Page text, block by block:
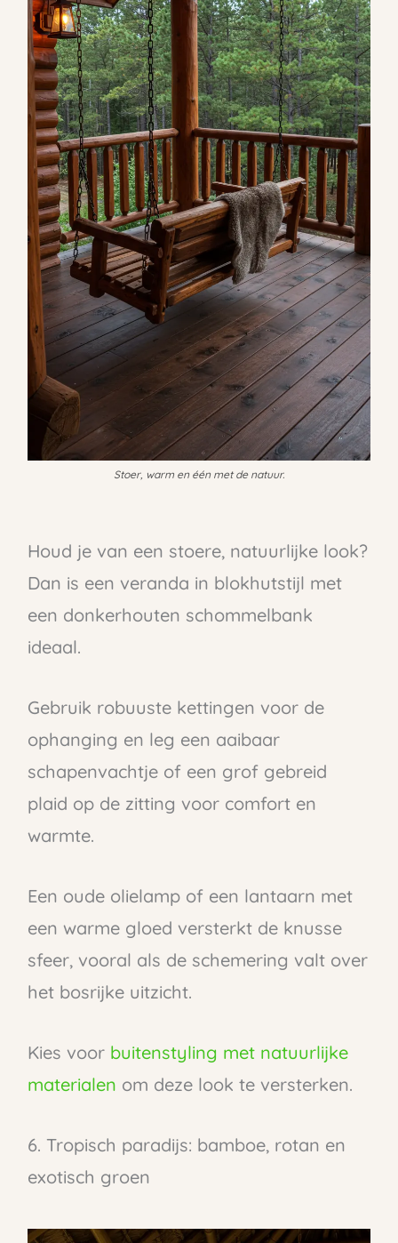
Stoer, warm en één met de natuur.
Houd je van een stoere, natuurlijke look?
Dan is een veranda in blokhutstijl met
een donkerhouten schommelbank
ideaal.
Gebruik robuuste kettingen voor de
ophanging en leg een aaibaar
schapenvachtje of een grof gebreid
plaid op de zitting voor comfort en
warmte.
Een oude olielamp of een lantaarn met
een warme gloed versterkt de knusse
sfeer, vooral als de schemering valt over
het bosrijke uitzicht.
Kies voor buitenstyling met natuurlijke
materialen om deze look te versterken.
6. Tropisch paradijs: bamboe, rotan en
exotisch groen